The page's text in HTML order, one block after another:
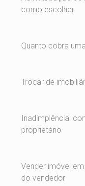
como escolher
Quanto cobra
Trocar de
Inadimplência:
proprietário
Vender imóvel
do vendedor